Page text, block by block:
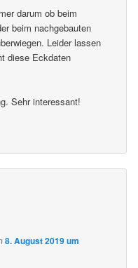
darum ob beim
beim nachgebauten
Leider lassen
diese Eckdaten
Sehr interessant!
8. August 2019 um